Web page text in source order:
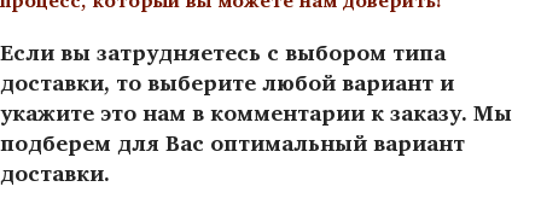
Если вы затрудняетесь с выбором типа
доставки, то выберите любой вариант и
укажите это нам в комментарии к заказу. Мы
подберем для Вас оптимальный вариант
доставки.